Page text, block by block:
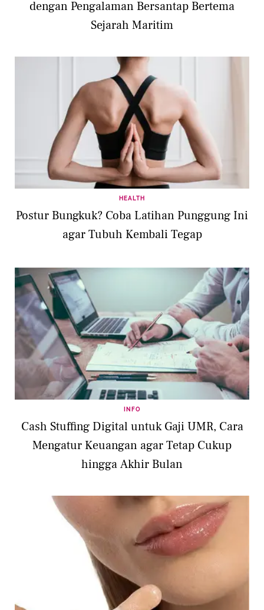
dengan Pengalaman Bersantap Bertema
Sejarah Maritim
HEALTH
Postur Bungkuk? Coba Latihan Punggung Ini
agar Tubuh Kembali Tegap
INFO
Cash Stuffing Digital untuk Gaji UMR, Cara
Mengatur Keuangan agar Tetap Cukup
hingga Akhir Bulan